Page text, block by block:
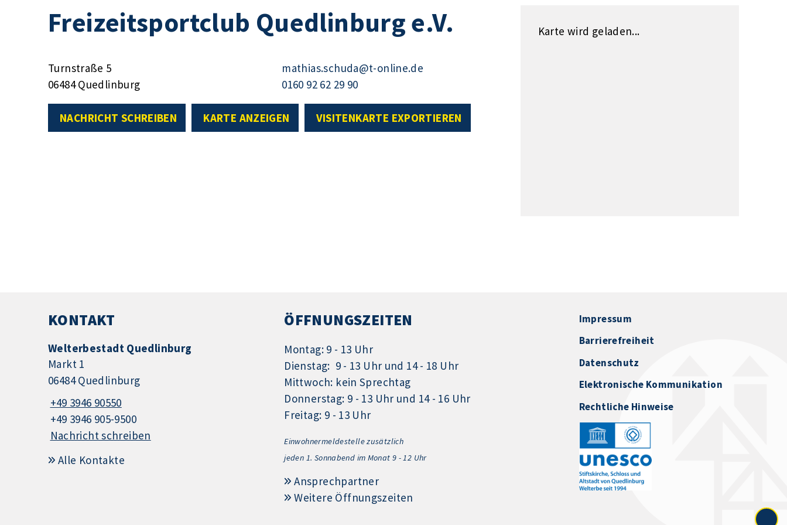
Freizeitsportclub Quedlinburg e.V.
Turnstraße 5
06484 Quedlinburg
mathias.schuda@t-online.de
0160 92 62 29 90
NACHRICHT SCHREIBEN KARTE ANZEIGEN VISITENKARTE EXPORTIEREN
Karte wird geladen...
KONTAKT
Welterbestadt Quedlinburg
Markt 1
06484 Quedlinburg
+49 3946 90550
+49 3946 905-9500
Nachricht schreiben
Alle Kontakte
ÖFFNUNGSZEITEN
Montag: 9 - 13 Uhr
Dienstag: 9 - 13 Uhr und 14 - 18 Uhr
Mittwoch: kein Sprechtag
Donnerstag: 9 - 13 Uhr und 14 - 16 Uhr
Freitag: 9 - 13 Uhr
Einwohnermeldestelle zusätzlich
jeden 1. Sonnabend im Monat 9 - 12 Uhr
Ansprechpartner
Weitere Öffnungszeiten
Impressum
Barrierefreiheit
Datenschutz
Elektronische Kommunikation
Rechtliche Hinweise